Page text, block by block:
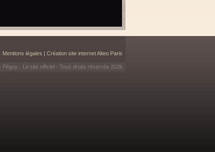
Mentions légales | Création site internet Alteo Paris
Péguy - Le site officiel - Tous droits réservés 2026